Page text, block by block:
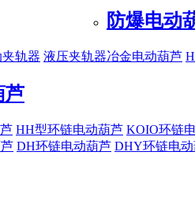
夹轨器 液压夹轨器
防爆电动
冶金电动葫芦
芦
HH型环链电动葫芦 KOIO环链
DH环链电动葫芦 DHY环链电